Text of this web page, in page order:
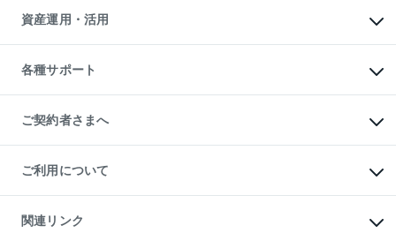
ビル購入（ビル一棟）
投資用不動産の売却査定
事業用不動産の売却査定
不動産相場・不動産価格情報
不動産コラム・ニュース
不動産用語集
不動産なんでもネット相談室
住まいの税金
一棟リノベーションマンション
L`GENTE（ルジェンテ）
区分リノベーションマンション
投資用一棟レジデンスWELL
不動産小口投資
LEGACIA（レガシア）
資産運用・活用
不動産M&A
アセットマネジメント・出資
各種サポート
相続サポート
リフォームサポート
ご契約者さまへ
ご紹介・再契約特典
入居者様専用-各種ご案内（賃貸）
東急こすもす会「こすもすWeb」
ご利用について
金融商品取引について
東急リバブル ソーシャルメディアポリシー
関連リンク